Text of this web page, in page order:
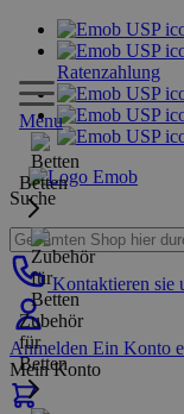
Ratenzahlung
Suche
Kontaktieren sie
Anmelden Ein Konto
Mein Konto
Menu
Betten
Zubehör
für
Betten